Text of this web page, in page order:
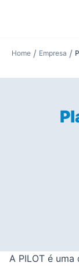
Home / Empresa /
A PILOT é